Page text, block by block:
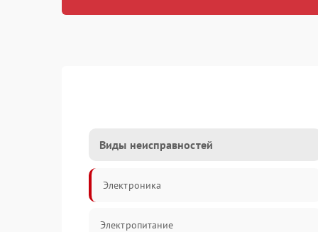
Виды неисправностей
Электроника
Электропитание